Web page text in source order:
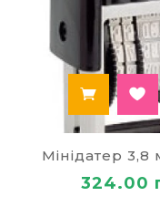
завжди
Дуже часто назви
тільки порожній
можуть бути без
увагу при виборі.
вже вбудовану
Мінідатер 3,8
324.00